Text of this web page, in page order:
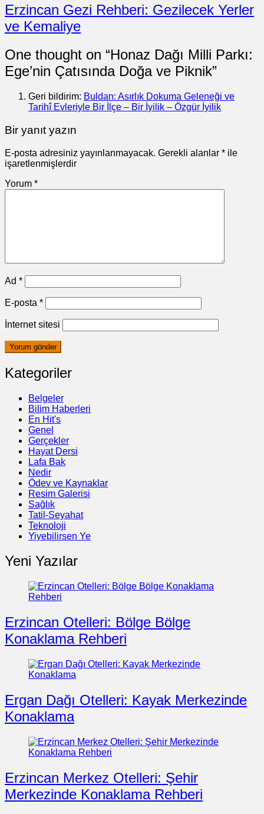
Erzincan Gezi Rehberi: Gezilecek Yerler
ve Kemaliye
One thought on “Honaz Dağı Milli Parkı:
Ege’nin Çatısında Doğa ve Piknik”
Geri bildirim: Buldan: Asırlık Dokuma Geleneği ve
Tarihî Evleriyle Bir İlçe – Bir İyilik – Özgür İyilik
Bir yanıt yazın
E-posta adresiniz yayınlanmayacak. Gerekli alanlar * ile
işaretlenmişlerdir
Yorum *
Ad *
E-posta *
İnternet sitesi
Kategoriler
Belgeler
Bilim Haberleri
En Hit's
Genel
Gerçekler
Hayat Dersi
Lafa Bak
Nedir
Ödev ve Kaynaklar
Resim Galerisi
Sağlık
Tatil-Seyahat
Teknoloji
Yiyebilirsen Ye
Yeni Yazılar
Erzincan Otelleri: Bölge Bölge
Konaklama Rehberi
Ergan Dağı Otelleri: Kayak Merkezinde
Konaklama
Erzincan Merkez Otelleri: Şehir
Merkezinde Konaklama Rehberi